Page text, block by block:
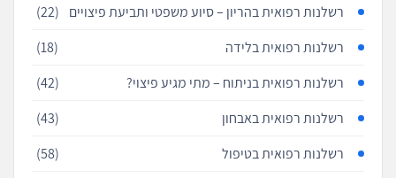
רשלנות רפואית בהריון – סיוע משפטי ותביעת פיצויים
(22)
רשלנות רפואית בלידה
(18)
רשלנות רפואית בניתוח – מתי מגיע פיצוי?
(42)
רשלנות רפואית באבחון
(43)
רשלנות רפואית בטיפול
(58)